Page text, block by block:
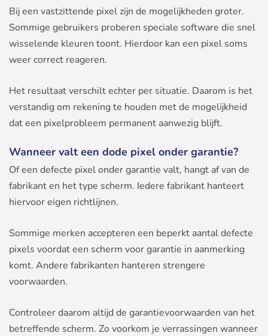
Bij een vastzittende pixel zijn de mogelijkheden groter.
Sommige gebruikers proberen speciale software die snel
wisselende kleuren toont. Hierdoor kan een pixel soms
weer correct reageren.
Het resultaat verschilt echter per situatie. Daarom is het
verstandig om rekening te houden met de mogelijkheid
dat een pixelprobleem permanent aanwezig blijft.
Wanneer valt een dode pixel onder garantie?
Of een defecte pixel onder garantie valt, hangt af van de
fabrikant en het type scherm. Iedere fabrikant hanteert
hiervoor eigen richtlijnen.
Sommige merken accepteren een beperkt aantal defecte
pixels voordat een scherm voor garantie in aanmerking
komt. Andere fabrikanten hanteren strengere
voorwaarden.
Controleer daarom altijd de garantievoorwaarden van het
betreffende scherm. Zo voorkom je verrassingen wanneer